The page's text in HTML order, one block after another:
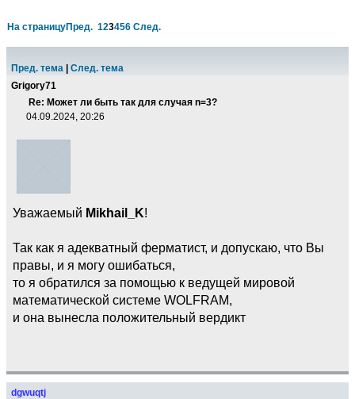
На страницуПред. 123456 След.
Пред. тема
След. тема
Grigory71
Re: Может ли быть так для случая n=3?
04.09.2024, 20:26
Уважаемый Mikhail_K!
Так как я адекватный ферматист, и допускаю, что Вы
правы, и я могу ошибаться,
то я обратился за помощью к ведущей мировой
математической системе WOLFRAM,
и она вынесла положительный вердикт
dgwuqtj